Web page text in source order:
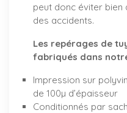
peut donc éviter bien
des accidents.
Les repérages de
fabriqués dans
Impression sur
de 100µ d’épaisseur
Conditionnés par